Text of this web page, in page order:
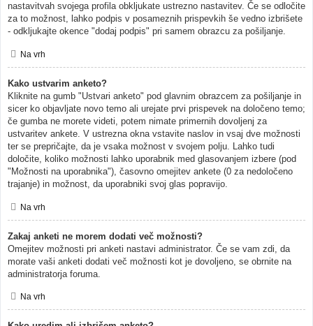
nastavitvah svojega profila obkljukate ustrezno nastavitev. Če se odločite
za to možnost, lahko podpis v posameznih prispevkih še vedno izbrišete
- odkljukajte okence "dodaj podpis" pri samem obrazcu za pošiljanje.
Na vrh
Kako ustvarim anketo?
Kliknite na gumb "Ustvari anketo" pod glavnim obrazcem za pošiljanje in
sicer ko objavljate novo temo ali urejate prvi prispevek na določeno temo;
če gumba ne morete videti, potem nimate primernih dovoljenj za
ustvaritev ankete. V ustrezna okna vstavite naslov in vsaj dve možnosti
ter se prepričajte, da je vsaka možnost v svojem polju. Lahko tudi
določite, koliko možnosti lahko uporabnik med glasovanjem izbere (pod
"Možnosti na uporabnika"), časovno omejitev ankete (0 za nedoločeno
trajanje) in možnost, da uporabniki svoj glas popravijo.
Na vrh
Zakaj anketi ne morem dodati več možnosti?
Omejitev možnosti pri anketi nastavi administrator. Če se vam zdi, da
morate vaši anketi dodati več možnosti kot je dovoljeno, se obrnite na
administratorja foruma.
Na vrh